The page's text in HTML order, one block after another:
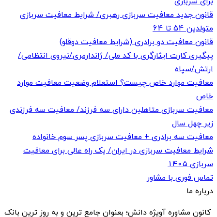
قانون جدید معافیت سربازی رهبری/ شرایط معافیت سربازی
متولدین 54 تا 64
قانون معافیت دو برادری (شرایط معافیت دوقلو)
پیگیری کارت ایثارگری با کد ملی/ ژاندارمری/نیروی انتظامی/
ارتش/سپاه
معافیت موارد خاص چیست؟ استعلام وضعیت معافیت موارد
خاص
معافیت سربازی متاهلین دارای سه فرزند/ معافیت سه فرزندی
زیر چهل سال
معافیت سه برادری + معافیت سربازی پسر سوم خانواده
شرایط معافیت سربازی در ایران/ یک راه عالی برای معافیت
سربازی ۱۴۰۵
تماس فوری با مشاور
درباره ما
کانون مشاوره آویژه دانش؛ بعنوان جامع ترین و به روز ترین بانک